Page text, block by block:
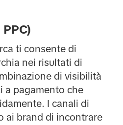
ti consente di
nei risultati di
di visibilità
a pagamento che
I canali di
ai brand di incontrare